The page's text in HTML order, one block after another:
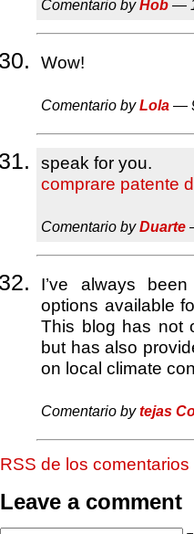
Comentario byHob —
Wow!
Comentario byLola —
speak for you.
comprare patente
Comentario byDuarte
I’ve always
options available
This blog has not
but has also
on local climate
Comentario bytejas
RSS de los comentarios
Leave a comment